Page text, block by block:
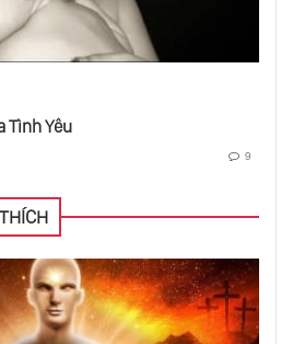
Phú Cũng Nghèo Như Người Ăn Mày
Trí Không Phải Là Người Chủ Của Bạn
Chứng Nặng Bụng
Tình Yêu
9